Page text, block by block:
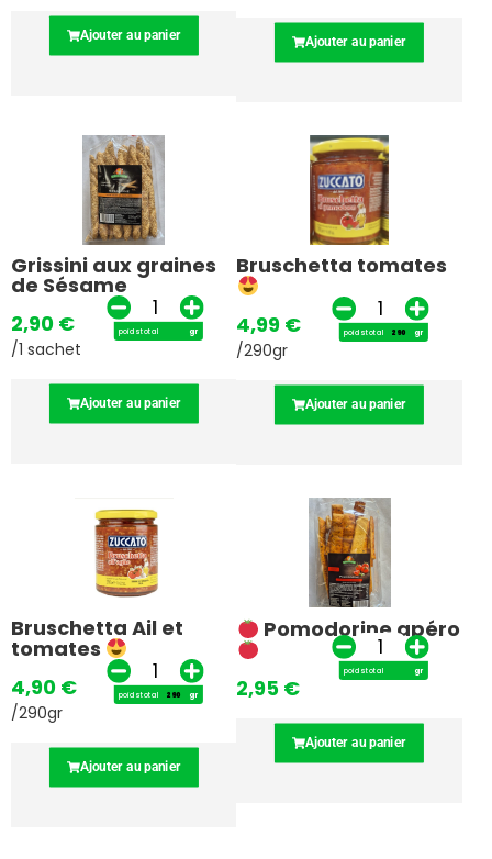
Ajouter au panier Ajouter au panier
Grissini aux graines
de Sésame
2,90 €
/1 sachet
poids total gr
Ajouter au panier
Bruschetta tomates
4,99 €
/290gr
poids total gr
Ajouter au panier
Bruschetta Ail et
tomates
4,90 €
/290gr
poids total gr
Ajouter au panier
Pomodorine apéro
2,95 €
poids total gr
Ajouter au panier